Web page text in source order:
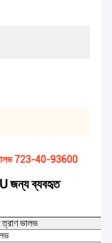
ভালভ 723-40-93600
জন্য ব্যবহৃত
ত্রাণ ভালভ